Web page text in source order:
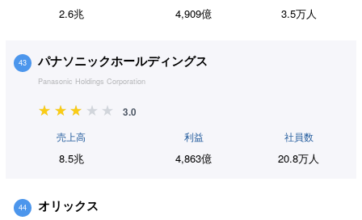
2.6兆 4,909億 3.5万人
43 パナソニックホールディングス
Panasonic Holdings Corporation
3.0
売上高
8.5兆
利益
4,863億
社員数
20.8万人
44 オリックス